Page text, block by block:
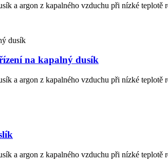
a argon z kapalného vzduchu při nízké teplotě
na kapalný dusík
a argon z kapalného vzduchu při nízké teplotě
a argon z kapalného vzduchu při nízké teplotě